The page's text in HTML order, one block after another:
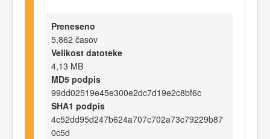
Preneseno
5,862 časov
Velikost datoteke
4,13 MB
MD5 podpis
99dd02519e45e300e2dc7d19e2c8bf6c
SHA1 podpis
4c52dd95d247b624a707c702a73c79229b87
0c5d